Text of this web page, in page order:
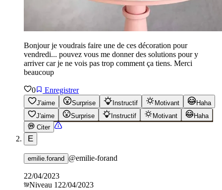
Bonjour je voudrais faire une de ces décoration pour
vendredi... pouvez vous me donner des solutions pour y
arriver car je ne vois pas trop comment ça tiens. Merci
beaucoup
0 Enregistrer
J'aime Surprise Instructif Motivant
Haha
J'aime
Surprise Instructif Motivant
Haha
Citer
E
emilie.forand @emilie-forand
22/04/2023
Niveau 1 22/04/2023